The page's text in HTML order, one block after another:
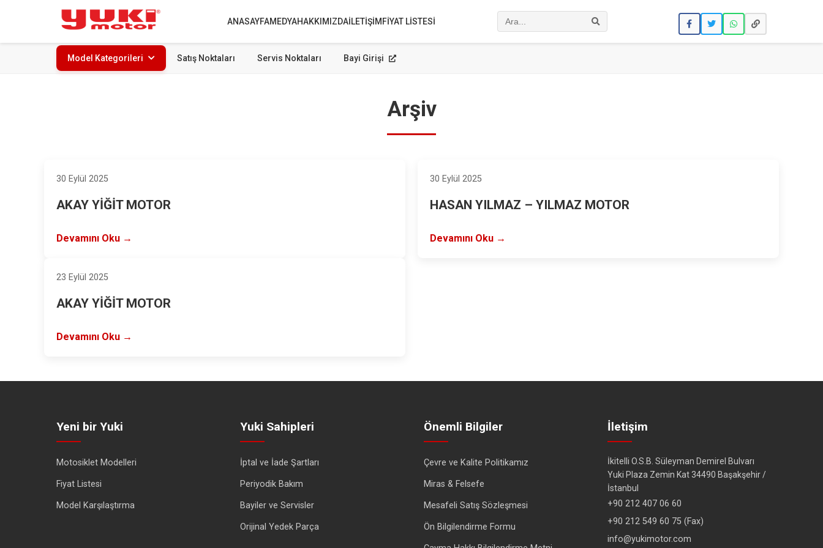
ANASAYFAMEDYAHAKKIMIZDAİLETIŞIM FIYAT LISTESI Ara
Model Kategorileri Satış Noktaları Servis Noktaları Bayi Girişi
Arşiv
30 Eylül 2025
AKAY YİĞİT MOTOR
Devamını Oku →
30 Eylül 2025
HASAN YILMAZ – YILMAZ MOTOR
Devamını Oku →
23 Eylül 2025
AKAY YİĞİT MOTOR
Devamını Oku →
Yeni bir Yuki
Motosiklet Modelleri
Fiyat Listesi
Model Karşılaştırma
Yuki Sahipleri
İptal ve İade Şartları
Periyodik Bakım
Bayiler ve Servisler
Orijinal Yedek Parça
Önemli Bilgiler
Çevre ve Kalite Politikamız
Miras & Felsefe
Mesafeli Satış Sözleşmesi
Ön Bilgilendirme Formu
İletişim
İkitelli O.S.B. Süleyman Demirel Bulvarı
Yuki Plaza Zemin Kat 34490 Başakşehir /
İstanbul
+90 212 407 06 60
+90 212 549 60 75 (Fax)
info@yukimotor.com